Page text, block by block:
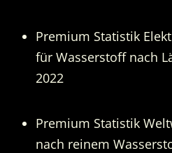
Premium Statistik
für Wasserstoff nach
2022
Premium Statistik
nach reinem